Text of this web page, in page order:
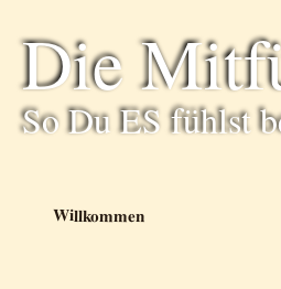
Die
So Du ES fühlst
Willkommen